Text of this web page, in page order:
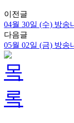
이전글
04월 30일 (수) 방송
다음글
05월 02일 (금) 방송